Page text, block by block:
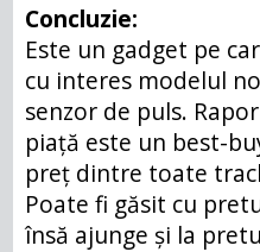
Concluzie:
Este un gadget pe
cu interes modelul
senzor de puls.
piață este un best-
preț dintre toate
Poate fi găsit cu
însă ajunge și la